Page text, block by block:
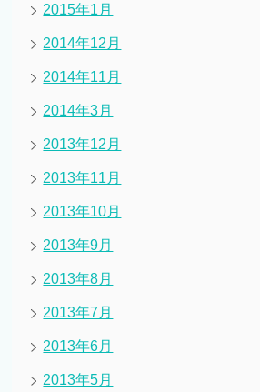
2015年1月
2014年12月
2014年11月
2014年3月
2013年12月
2013年11月
2013年10月
2013年9月
2013年8月
2013年7月
2013年6月
2013年5月